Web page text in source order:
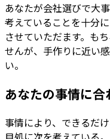
あなたが会社選びで大
考えていることを十分
させていただます。も
せんが、手作りに近い
い。
あなたの事情に合
事情により、できるだ